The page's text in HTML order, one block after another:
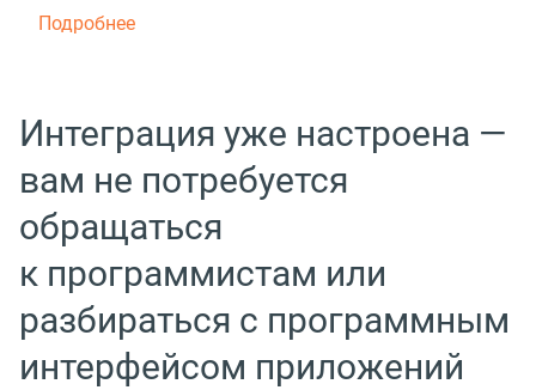
Подробнее
Интеграция уже настроена —
вам не потребуется
обращаться
к программистам или
разбираться с программным
интерфейсом приложений